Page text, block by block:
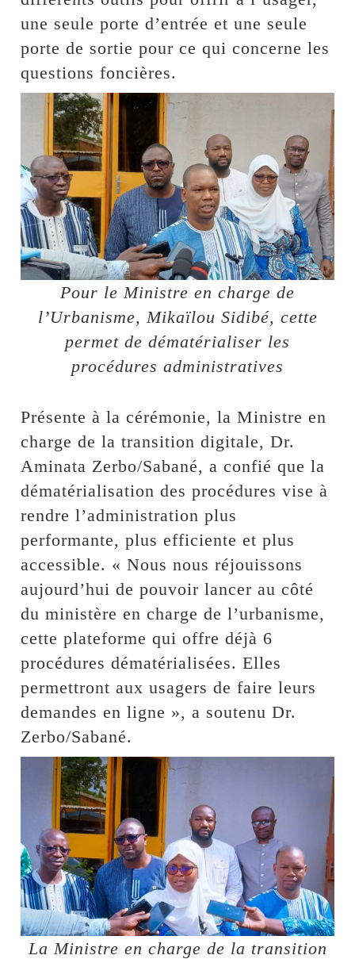
une seule porte d’entrée et une seule
porte de sortie pour ce qui concerne les
questions foncières.
Pour le Ministre en charge de
l’Urbanisme, Mikaïlou Sidibé, cette
permet de dématérialiser les
procédures administratives
Présente à la cérémonie, la Ministre en
charge de la transition digitale, Dr.
Aminata Zerbo/Sabané, a confié que la
dématérialisation des procédures vise à
rendre l’administration plus
performante, plus efficiente et plus
accessible. « Nous nous réjouissons
aujourd’hui de pouvoir lancer au côté
du ministère en charge de l’urbanisme,
cette plateforme qui offre déjà 6
procédures dématérialisées. Elles
permettront aux usagers de faire leurs
demandes en ligne », a soutenu Dr.
Zerbo/Sabané.
La Ministre en charge de la transition